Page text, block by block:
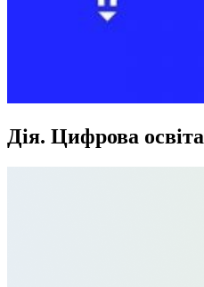
Дія. Цифрова освіта